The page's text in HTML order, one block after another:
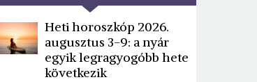
Heti horoszkóp 2026.
augusztus 3-9: a nyár
egyik legragyogóbb hete
következik